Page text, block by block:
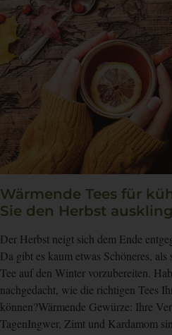
Wärmende Tees für
Sie den Herbst
Der Herbst neigt sich dem Ende
Da gibt es kaum etwas Schöneres,
Tee auf den Winter vorzubereiten.
nachgedacht, wie die richtigen Tees
können?Wärmende Gewürze: Ihre
TagenIngwer, Zimt und Kardamom